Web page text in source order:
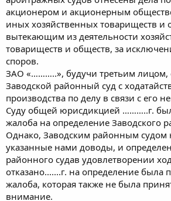
акционером и акционерным
иных хозяйственных товариществ и
вытекающим из деятельности
товариществ и обществ, за
споров.
ЗАО «………..», будучи третьим лицом,
Заводской районный суд с
производства по делу в связи с его
Суду общей юрисдикцией ………..г.
жалоба на определение Заводского
Однако, Заводским районным судом
указанные нами доводы, и
районного судав удовлетворении
отказано.......г. на определение была
жалоба, которая также не была
внимание.